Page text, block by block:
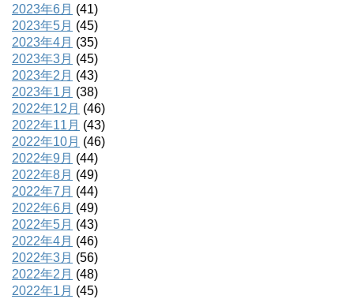
2023年6月 (41)
2023年5月 (45)
2023年4月 (35)
2023年3月 (45)
2023年2月 (43)
2023年1月 (38)
2022年12月 (46)
2022年11月 (43)
2022年10月 (46)
2022年9月 (44)
2022年8月 (49)
2022年7月 (44)
2022年6月 (49)
2022年5月 (43)
2022年4月 (46)
2022年3月 (56)
2022年2月 (48)
2022年1月 (45)